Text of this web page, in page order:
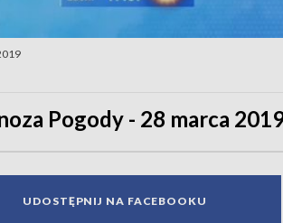
Pogody - 28 marca
UDOSTĘPNIJ NA FACEBOOKU